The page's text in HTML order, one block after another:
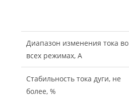
Диапазон изменения тока во
всех режимах, А
Стабильность тока дуги, не
более, %